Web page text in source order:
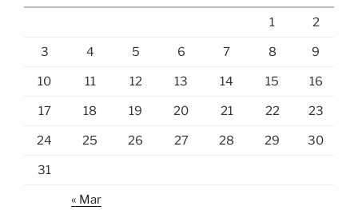
1 2
3 4 5 6 7 8 9
10 11 12 13 14 15 16
17 18 19 20 21 22 23
24 25 26 27 28 29 30
31
« Mar